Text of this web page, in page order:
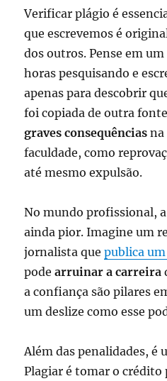
Verificar plágio é
que escrevemos é
dos outros. Pense em
horas pesquisando e
apenas para descobrir
foi copiada de outra
graves consequências na
faculdade, como
até mesmo expulsão.
No mundo profissional,
ainda pior. Imagine um
jornalista quepublica
podearruinar a carreira
a confiança são pilares
um deslize como esse
Além das penalidades, é
Plagiar é tomar o